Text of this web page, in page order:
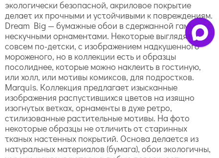
экологически безопасной, акриловое покрытие
делает их прочными и устойчивыми к повреждениям.
Dream Big — бумажные обои в сдержанной гамме и с
нескучными орнаментами. Некоторые выглядят
совсем по-детски, с изображением надкушенного
мороженого, но в коллекции есть и образцы
посолиднее, которые можно наклеить в гостиную,
или холл, или мотивы комиксов, для подростков.
Marquis. Коллекция предлагает изысканные
изображения распустившихся цветов на изящно
изогнутых ветках, орнаменты в духе ретро,
стилизованные растительные мотивы. На фото
некоторые образцы не отличить от старинных
тканых настенных покрытий. Основа делается из
натуральных материалов (бумага), обои экологичны,